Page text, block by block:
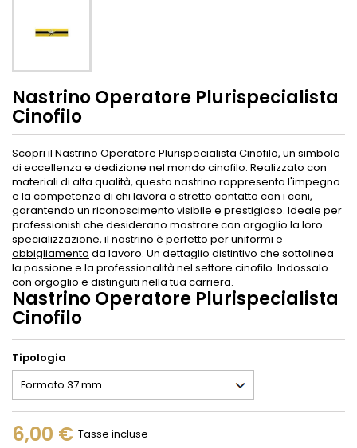
Nastrino Operatore Plurispecialista
Cinofilo
Scopri il Nastrino Operatore Plurispecialista Cinofilo, un simbolo
di eccellenza e dedizione nel mondo cinofilo. Realizzato con
materiali di alta qualità, questo nastrino rappresenta l'impegno
e la competenza di chi lavora a stretto contatto con i cani,
garantendo un riconoscimento visibile e prestigioso. Ideale per
professionisti che desiderano mostrare con orgoglio la loro
specializzazione, il nastrino è perfetto per uniformi e
abbigliamento da lavoro. Un dettaglio distintivo che sottolinea
la passione e la professionalità nel settore cinofilo. Indossalo
con orgoglio e distinguiti nella tua carriera.
Nastrino Operatore Plurispecialista
Cinofilo
Tipologia
6,00 € Tasse incluse